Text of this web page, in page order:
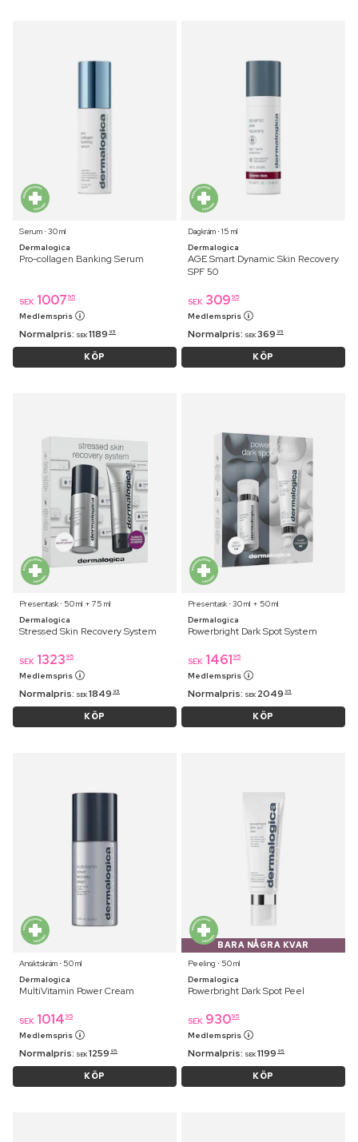
Serum ⋅ 30 ml
Dermalogica
Pro-collagen Banking Serum
SEK 1007 95
Medlemspris
Normalpris: SEK 1189 95
KÖP
Dagkräm ⋅ 15 ml
Dermalogica
AGE Smart Dynamic Skin Recovery
SPF 50
SEK 309 95
Medlemspris
Normalpris: SEK 369 95
KÖP
Presentask ⋅ 50 ml + 75 ml
Dermalogica
Stressed Skin Recovery System
SEK 1323 95
Medlemspris
Normalpris: SEK 1849 95
KÖP
Presentask ⋅ 30 ml + 50 ml
Dermalogica
Powerbright Dark Spot System
SEK 1461 95
Medlemspris
Normalpris: SEK 2049 95
KÖP
Ansiktskräm ⋅ 50 ml
Dermalogica
MultiVitamin Power Cream
SEK 1014 95
Medlemspris
Normalpris: SEK 1259 95
KÖP
BARA NÅGRA KVAR
Peeling ⋅ 50 ml
Dermalogica
Powerbright Dark Spot Peel
SEK 93095
Medlemspris
Normalpris: SEK 1199 95
KÖP